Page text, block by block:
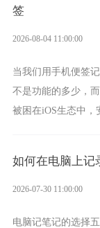
签
2026-08-04 11:00:00
当我们用手机便签
不是功能的多少，
被困在iOS生态中，
如何在电脑上记
2026-07-30 11:00:00
电脑记笔记的选择